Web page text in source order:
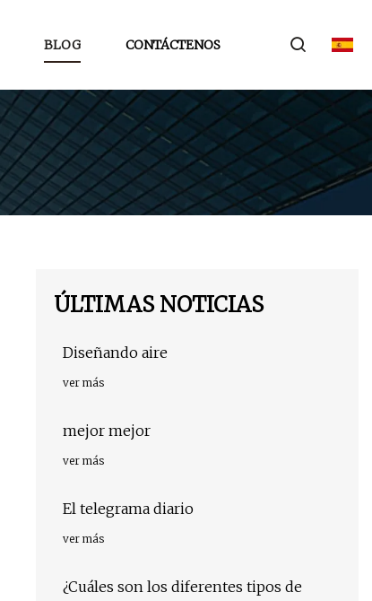
BLOG CONTÁCTENOS
ÚLTIMAS NOTICIAS
Diseñando aire
ver más
mejor mejor
ver más
El telegrama diario
ver más
¿Cuáles son los diferentes tipos de